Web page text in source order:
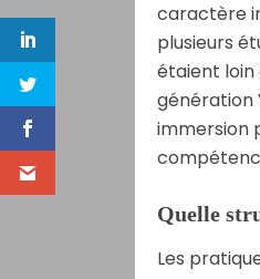
caractère
plusieurs
étaient loin
génération
immersion
Quelle
Les